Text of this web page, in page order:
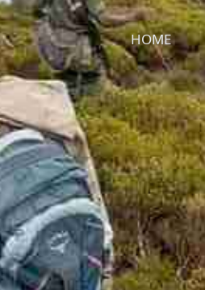
HOME